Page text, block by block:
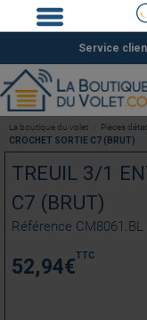
Service
TREUIL 3/1
C7 (BRUT)
Référence CM8061.BL
52,94€TTC
La boutique du volet Pièces
CROCHET SORTIE C7 (BRUT)